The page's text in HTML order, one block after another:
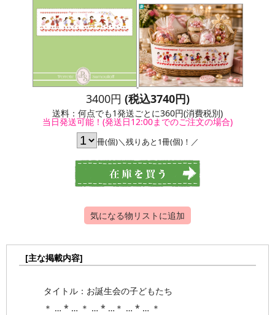
3400円 (税込3740円)
送料：何点でも1発送ごとに360円(消費税別)
当日発送可能！(発送日12:00までのご注文の場合)
冊(個)＼残りあと1冊(個)！／
気になる物リストに追加
[主な掲載内容]
タイトル：お誕生会の子どもたち
＊ … * … ＊ … * …＊ … * … ＊